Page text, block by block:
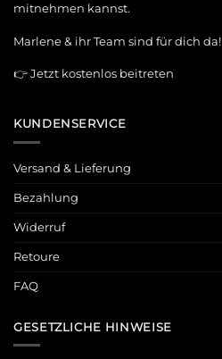
mitnehmen kannst.
Marlene & ihr Team sind für dich da!
👉 Jetzt kostenlos beitreten
KUNDENSERVICE
Versand & Lieferung
Bezahlung
Widerruf
Retoure
FAQ
GESETZLICHE HINWEISE